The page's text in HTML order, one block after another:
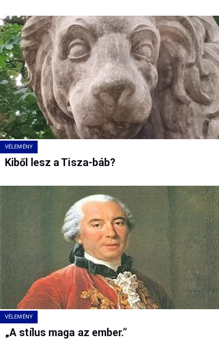
VÉLEMÉNY
Kiből lesz a Tisza-báb?
VÉLEMÉNY
„A stílus maga az ember.”